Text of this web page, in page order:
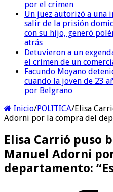
por el crimen
Un juez autorizó a una
salir de la prisión
con su hijo, generó
atrás
Detuvieron a un
el crimen de un
Facundo Moyano
cuando la joven de 23
por Belgrano
Inicio/POLITICA/Elisa
Adorni por la compra del
Elisa Carrió puso
Manuel Adorni
departamento: